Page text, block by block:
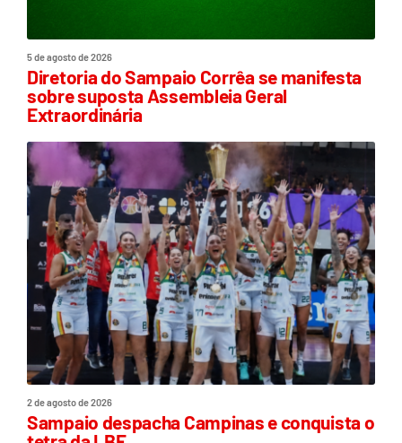
5 de agosto de 2026
Diretoria do Sampaio Corrêa se manifesta
sobre suposta Assembleia Geral
Extraordinária
2 de agosto de 2026
Sampaio despacha Campinas e conquista o